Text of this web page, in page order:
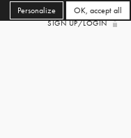
SIGN UP/LOGIN
OK, accept all
Personalize